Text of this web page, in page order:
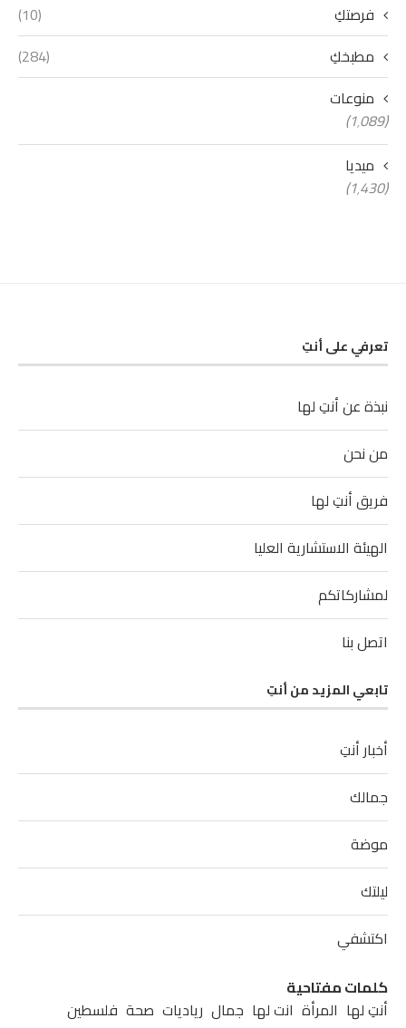
فرصتكِ
(10)
مطبخكِ
(284)
منوعات
(1٬089)
ميديا
(1٬430)
تعرفي على أنتِ
نبذة عن أنتِ لها
من نحن
فريق أنتِ لها
الهيئة الاستشارية العليا
لمشاركاتكم
اتصل بنا
تابعي المزيد من أنتِ
أخبار أنتِ
جمالك
موضة
ليلتك
اكتشفي
كلمات مفتاحية
أنتِ لها المرأة انت لها جمال رياديات صحة فلسطين